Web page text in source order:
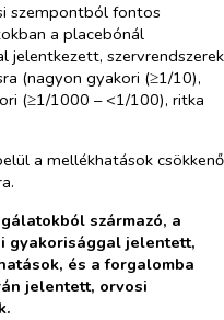
szempontból fontos
a placebónál
jelentkezett, szervrendszerek
(nagyon gyakori (≥1/10),
(≥1/1000 – <1/100), ritka
a mellékhatások csökkenő
származó, a
gyakorisággal jelentett,
és a forgalomba
jelentett, orvosi